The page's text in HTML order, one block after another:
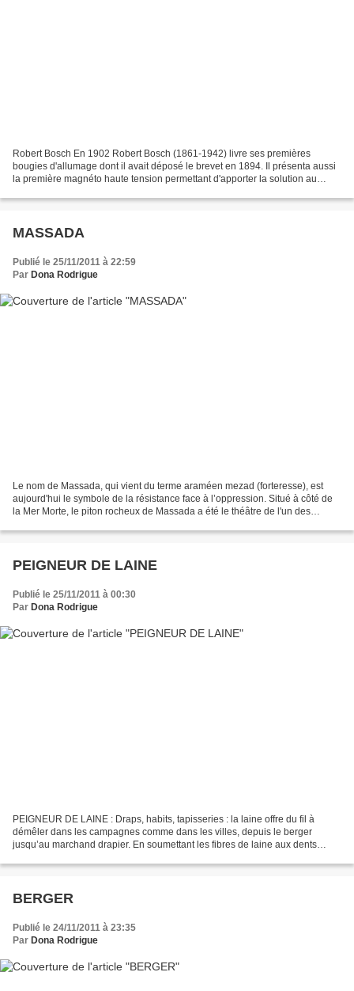
Robert Bosch En 1902 Robert Bosch (1861-1942) livre ses premières
bougies d'allumage dont il avait déposé le brevet en 1894. Il présenta aussi
la première magnéto haute tension permettant d'apporter la solution au
MASSADA
Publié le 25/11/2011 à 22:59
Par Dona Rodrigue
Le nom de Massada, qui vient du terme araméen mezad (forteresse), est
aujourd'hui le symbole de la résistance face à l’oppression. Situé à côté de
la Mer Morte, le piton rocheux de Massada a été le théâtre de l'un des
PEIGNEUR DE LAINE
Publié le 25/11/2011 à 00:30
Par Dona Rodrigue
PEIGNEUR DE LAINE : Draps, habits, tapisseries : la laine offre du fil à
démêler dans les campagnes comme dans les villes, depuis le berger
jusqu’au marchand drapier. En soumettant les fibres de laine aux dents
BERGER
Publié le 24/11/2011 à 23:35
Par Dona Rodrigue